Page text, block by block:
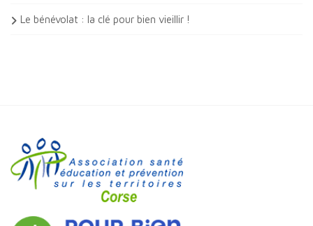
Le bénévolat : la clé pour bien vieillir !